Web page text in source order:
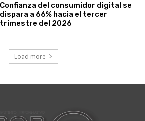
Confianza del consumidor digital se
dispara a 66% hacia el tercer
trimestre del 2026
Load more